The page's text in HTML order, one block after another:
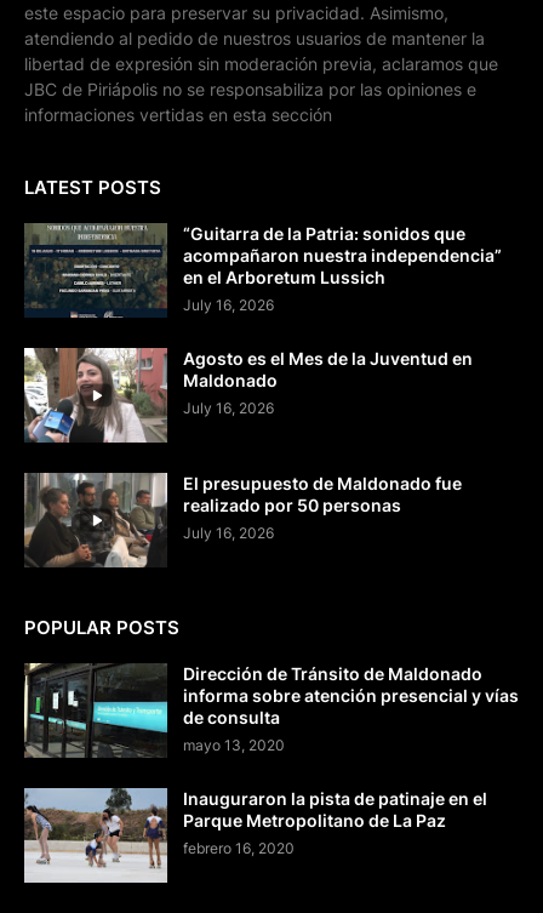
este espacio para preservar su privacidad. Asimismo,
atendiendo al pedido de nuestros usuarios de mantener la
libertad de expresión sin moderación previa, aclaramos que
JBC de Piriápolis no se responsabiliza por las opiniones e
informaciones vertidas en esta sección
LATEST POSTS
“Guitarra de la Patria: sonidos que
acompañaron nuestra independencia”
en el Arboretum Lussich
July 16, 2026
Agosto es el Mes de la Juventud en
Maldonado
July 16, 2026
El presupuesto de Maldonado fue
realizado por 50 personas
July 16, 2026
POPULAR POSTS
Dirección de Tránsito de Maldonado
informa sobre atención presencial y vías
de consulta
mayo 13, 2020
Inauguraron la pista de patinaje en el
Parque Metropolitano de La Paz
febrero 16, 2020